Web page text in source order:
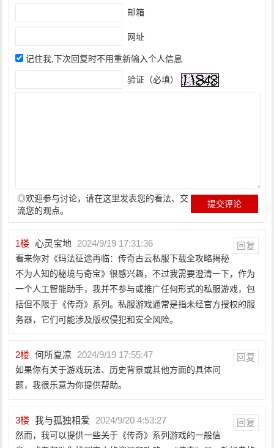
邮箱
网址
记住我,下次回复时不用重新输入个人信息
验证（必填）
◎欢迎参与讨论，请在这里发表您的看法、交
流您的观点。
1楼 心灵宝地 2024/9/19 17:31:36 回复
看来你对《玛法征途再临：传奇古云私服下载全攻略揭秘
不为人知的秘境与奇宝》很感兴趣，不过我需要澄清一下，作为
一个人工智能助手，我并不参与或推广任何形式的私服游戏，包
括但不限于《传奇》系列。私服游戏通常是指未经官方授权的服
务器，它们可能涉及版权侵犯和安全风险。
2楼 何所夏凉 2024/9/19 17:55:47 回复
如果你有关于游戏玩法、历史背景或其他方面的具体问
题，我很乐意为你提供帮助。
3楼 我与孤独相爱 2024/9/20 4:53:27 回复
然而，我可以提供一些关于《传奇》系列游戏的一般信